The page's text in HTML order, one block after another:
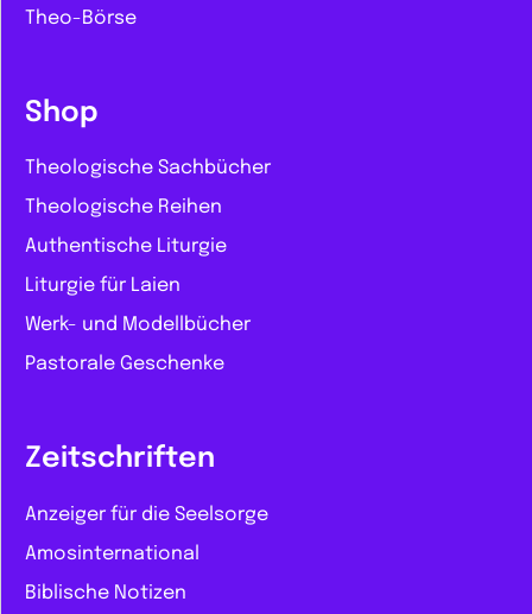
Theo-Börse
Shop
Theologische Sachbücher
Theologische Reihen
Authentische Liturgie
Liturgie für Laien
Werk- und Modellbücher
Pastorale Geschenke
Zeitschriften
Anzeiger für die Seelsorge
Amosinternational
Biblische Notizen